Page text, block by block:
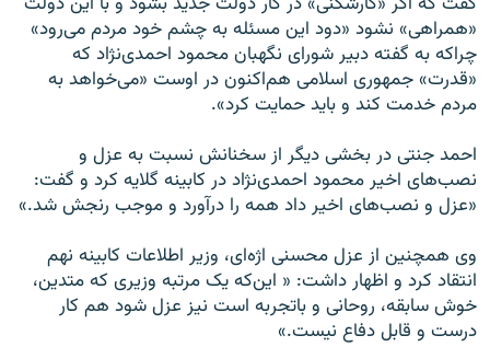
«همراهی» نشود «دود این مسئله به چشم خود مردم می‌رود»
چراکه به گفته دبیر شورای نگهبان محمود احمدی‌نژاد که
«قدرت» جمهوری اسلامی هم‌اکنون در اوست «می‌خواهد به
مردم خدمت کند و باید حمایت کرد».
احمد جنتی در بخشی دیگر از سخنانش نسبت به عزل و
نصب‌های اخیر محمود احمدی‌نژاد در کابینه گلایه کرد و گفت:
«عزل‌ و نصب‌های اخیر داد همه را درآورد و موجب رنجش شد.»
وی همچنین از عزل محسنی اژه‌ای، وزیر اطلاعات کابینه نهم
انتقاد کرد و اظهار داشت: « این‌که یک مرتبه وزیری که متدین،
خوش سابقه، روحانی و باتجربه است نیز عزل شود هم کار
درست و قابل دفاع نیست.»